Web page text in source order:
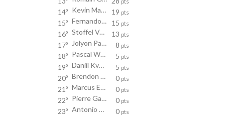
14º Kevin Magnussen 19 pts
15º Fernando Alonso 15 pts
16º Stoffel Vandoorne 13 pts
17º Jolyon Palmer 8 pts
18º Pascal Wehrlein 5 pts
19º Daniil Kvyat 5 pts
20º Brendon Hartley 0 pts
21º Marcus Ericsson 0 pts
22º Pierre Gasly 0 pts
23º Antonio Giovinazzi 0 pts